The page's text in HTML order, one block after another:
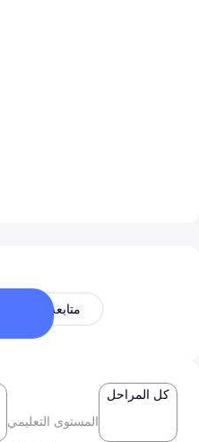
متابعة
كل المراحل
المستوى التعليمي